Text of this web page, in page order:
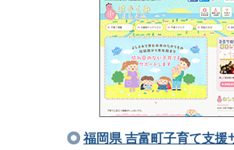
福岡県 吉富町子育て支援